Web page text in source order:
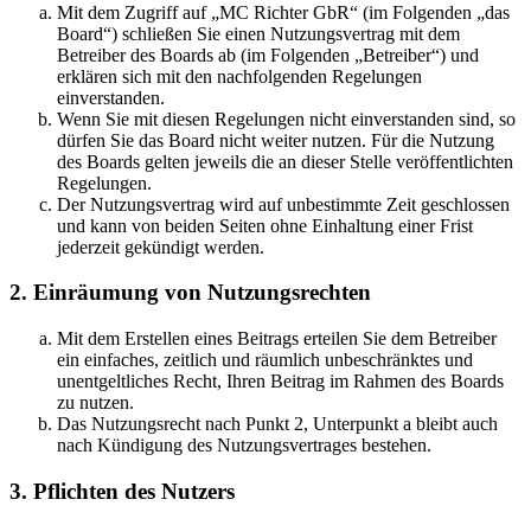
Mit dem Zugriff auf „MC Richter GbR“ (im Folgenden „das
Board“) schließen Sie einen Nutzungsvertrag mit dem
Betreiber des Boards ab (im Folgenden „Betreiber“) und
erklären sich mit den nachfolgenden Regelungen
einverstanden.
Wenn Sie mit diesen Regelungen nicht einverstanden sind, so
dürfen Sie das Board nicht weiter nutzen. Für die Nutzung
des Boards gelten jeweils die an dieser Stelle veröffentlichten
Regelungen.
Der Nutzungsvertrag wird auf unbestimmte Zeit geschlossen
und kann von beiden Seiten ohne Einhaltung einer Frist
jederzeit gekündigt werden.
2. Einräumung von Nutzungsrechten
Mit dem Erstellen eines Beitrags erteilen Sie dem Betreiber
ein einfaches, zeitlich und räumlich unbeschränktes und
unentgeltliches Recht, Ihren Beitrag im Rahmen des Boards
zu nutzen.
Das Nutzungsrecht nach Punkt 2, Unterpunkt a bleibt auch
nach Kündigung des Nutzungsvertrages bestehen.
3. Pflichten des Nutzers